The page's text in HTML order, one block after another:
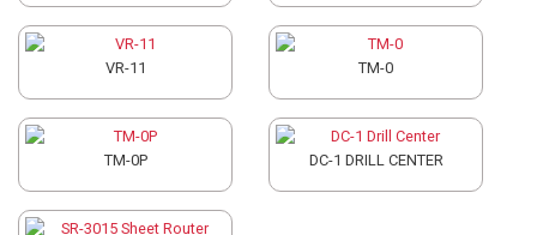
VR-11 TM-0
TM-0P DC-1 DRILL CENTER